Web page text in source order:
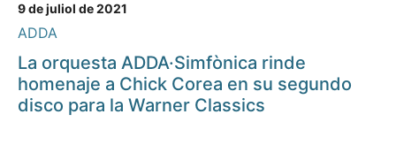
9 de juliol de 2021
ADDA
La orquesta ADDA·Simfònica rinde
homenaje a Chick Corea en su segundo
disco para la Warner Classics